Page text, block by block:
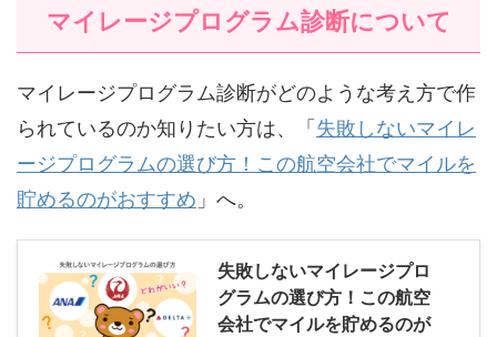
マイレージプログラム診断について
マイレージプログラム診断がどのような考え方で作
られているのか知りたい方は、「 失敗しないマイレ
ージプログラムの選び方！この航空会社でマイルを
貯めるのがおすすめ 」へ。
失敗しないマイレージプロ
グラムの選び方！この航空
会社でマイルを貯めるのが